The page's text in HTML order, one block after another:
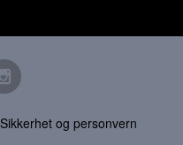
Sikkerhet og personvern